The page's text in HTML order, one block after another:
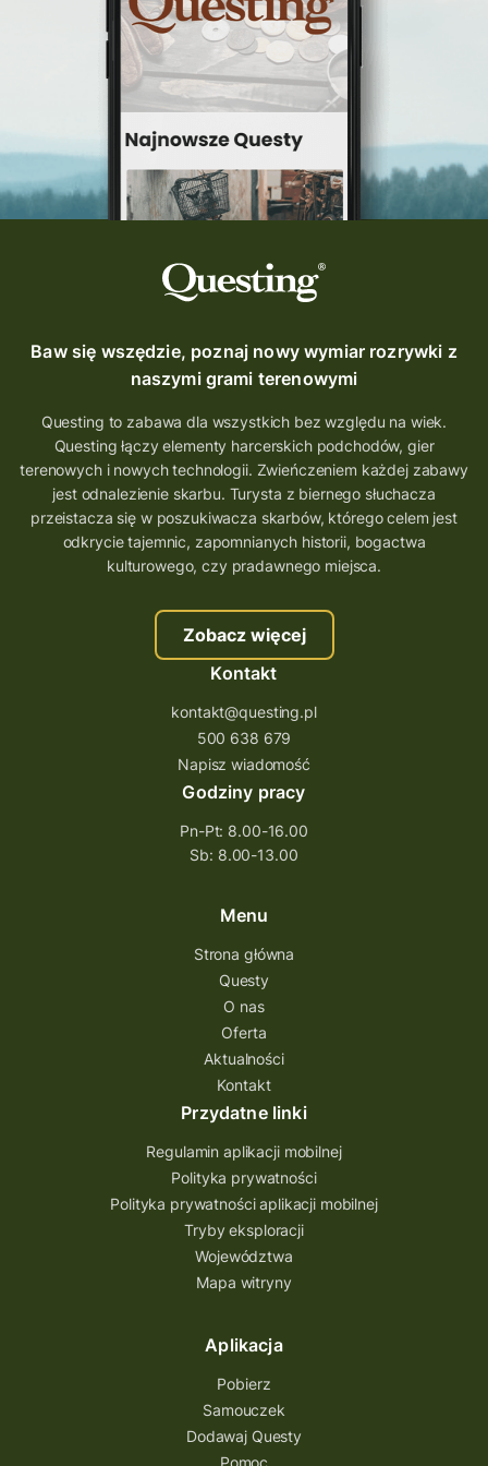
Questing Świętokrzyskie
questing śląskie
Quest Szlak Przygody
przygoda
nowy quest
najlepsze questy
wycieczki
turystyka przygodowa
Szlak Przygody
szkolenie
szkło
scieżka questingowa
questy w Polsce
questujznami
QUESTOMANIA
questing.pl
Quest Koziołek Matołek
gra miejska
co zobaczyć na Śląsku
aplikacja questy
aplikacja gry terenowe
wielkopolskie questy
wakacje z questami
trenerzy questingu
szkolenie tworzenie questów
szkolenie questing
Stefan Żeromski
ścieżka
Rzeszów
questy świętokrzyskie
questujwpolsce
questuj z nami
questingwyprawa po skarb
questingowy projekt współpracy
questing wielkopolska
Questing Przecławski
Questing Łódzkie
questing gry terenowe
Quest Świętokrzyskie
quest na szlaku Przygody
Quest Bolestraszyce
Quest Arboretum
Przecław Quest
projekt
Pogórze Dynowskie
Partnerstwo Questingu
Park Etnograficzny w Tokarni
Park Etnograficzny
natura
mazowieckie
Hutniczy Ostrowiec
gry terenowe
gry edukacyjne
Baw się wszędzie, poznaj nowy wymiar rozrywki z
naszymi grami terenowymi
Questing to zabawa dla wszystkich bez względu na wiek.
Questing łączy elementy harcerskich podchodów, gier
terenowych i nowych technologii. Zwieńczeniem każdej zabawy
jest odnalezienie skarbu. Turysta z biernego słuchacza
przeistacza się w poszukiwacza skarbów, którego celem jest
odkrycie tajemnic, zapomnianych historii, bogactwa
kulturowego, czy pradawnego miejsca.
Zobacz więcej
Kontakt
kontakt@questing.pl
500 638 679
Napisz wiadomość
Godziny pracy
Pn-Pt: 8.00-16.00
Sb: 8.00-13.00
Menu
Strona główna
Questy
O nas
Oferta
Aktualności
Kontakt
Przydatne linki
Regulamin aplikacji mobilnej
Polityka prywatności
Polityka prywatności aplikacji mobilnej
Tryby eksploracji
Województwa
Mapa witryny
Aplikacja
Pobierz
Samouczek
Dodawaj Questy